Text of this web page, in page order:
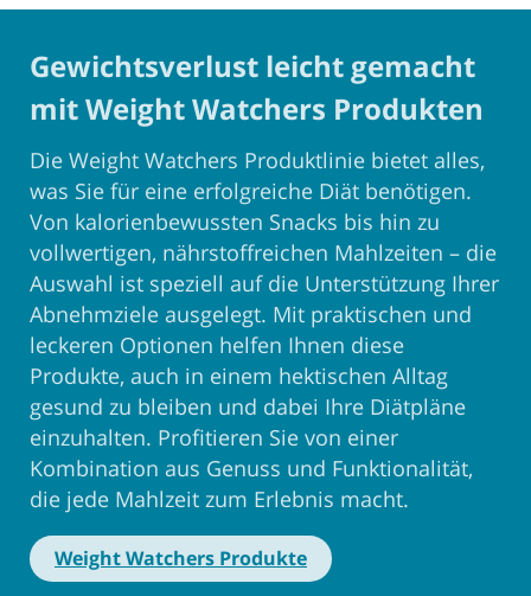
Gewichtsverlust leicht gemacht
mit Weight Watchers Produkten
Die Weight Watchers Produktlinie bietet alles,
was Sie für eine erfolgreiche Diät benötigen.
Von kalorienbewussten Snacks bis hin zu
vollwertigen, nährstoffreichen Mahlzeiten – die
Auswahl ist speziell auf die Unterstützung Ihrer
Abnehmziele ausgelegt. Mit praktischen und
leckeren Optionen helfen Ihnen diese
Produkte, auch in einem hektischen Alltag
gesund zu bleiben und dabei Ihre Diätpläne
einzuhalten. Profitieren Sie von einer
Kombination aus Genuss und Funktionalität,
die jede Mahlzeit zum Erlebnis macht.
Weight Watchers Produkte